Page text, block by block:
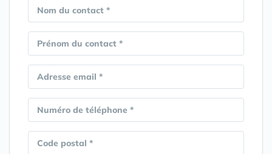
Nom du contact *
Prénom du contact *
Adresse email *
Numéro de téléphone *
Code postal *